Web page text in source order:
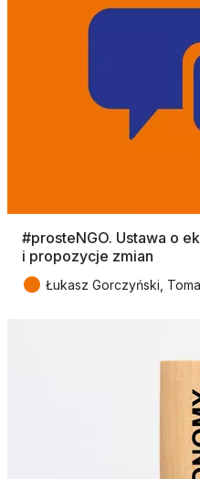
#prosteNGO. Ustawa o
i propozycje zmian
● Łukasz Gorczyński,